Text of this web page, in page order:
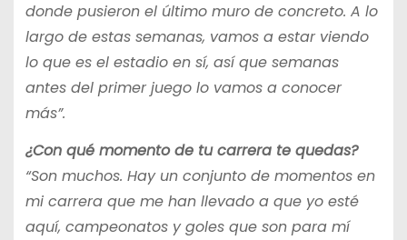
donde pusieron el último muro de concreto. A lo
largo de estas semanas, vamos a estar viendo
lo que es el estadio en sí, así que semanas
antes del primer juego lo vamos a conocer
más”.
¿Con qué momento de tu carrera te quedas?
“Son muchos. Hay un conjunto de momentos en
mi carrera que me han llevado a que yo esté
aquí, campeonatos y goles que son para mí